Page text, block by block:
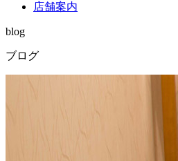
店舗案内
blog
ブログ